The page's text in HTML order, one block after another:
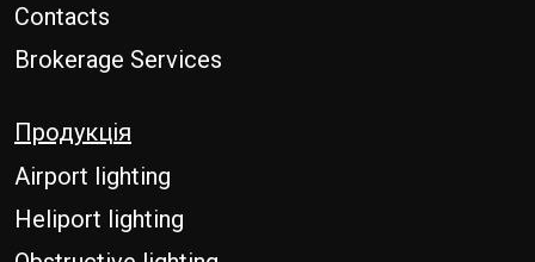
Contacts
Brokerage Services
Продукція
Airport lighting
Heliport lighting